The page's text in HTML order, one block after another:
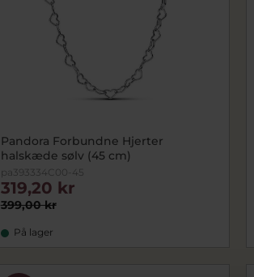
Pandora Forbundne Hjerter
halskæde sølv (45 cm)
pa393334C00-45
399,00 kr
319,20 kr
På lager